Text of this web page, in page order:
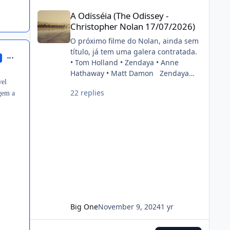
comment_1308928
a
2022. FONTE: OMELETE
A Odisséia (The Odissey -
Christopher Nolan 17/07/2026)
O próximo filme do Nolan, ainda sem
título, já tem uma galera contratada.
• Tom Holland • Zendaya • Anne
Hathaway • Matt Damon Zendaya
in Christopher Nolan’s next film. Also
22 replies
Big OneNovember 9, 20241 yr